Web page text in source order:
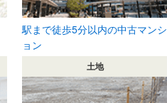
駅まで徒歩5分以内の中古マンシ
ョン
土地